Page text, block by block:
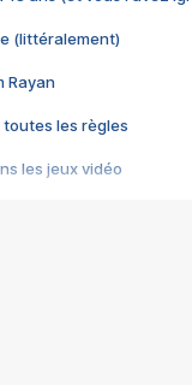
(littéralement)
Rayan
toutes les règles
les jeux vidéo